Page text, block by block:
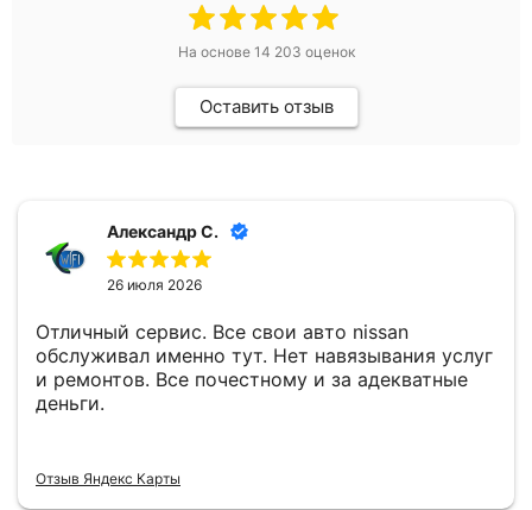
На основе 14 203 оценок
Оставить отзыв
Александр С.
26 июля 2026
Отличный сервис. Все свои авто nissan
обслуживал именно тут. Нет навязывания услуг
и ремонтов. Все почестному и за адекватные
деньги.
Отзыв Яндекс Карты